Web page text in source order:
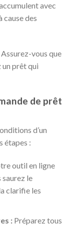
avec
cause des
vous que
un prêt qui
de prêt
d’un
étapes :
outil en ligne
le
clarifie les
:Préparez tous